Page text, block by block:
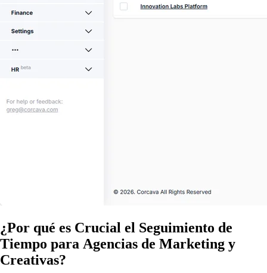
¿Por qué es Crucial el Seguimiento de
Tiempo para Agencias de Marketing y
Creativas?